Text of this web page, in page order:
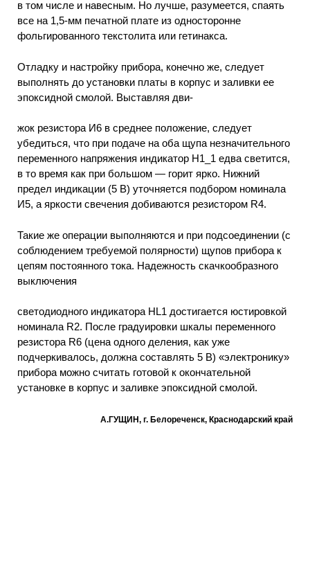
в том числе и навесным. Но лучше, разумеется, спаять
все на 1,5-мм печатной плате из односторонне
фольгированного текстолита или гетинакса.
Отладку и настройку прибора, конечно же, следует
выполнять до установки платы в корпус и заливки ее
эпоксидной смолой. Выставляя дви-
жок резистора И6 в среднее положение, следует
убедиться, что при подаче на оба щупа незначительного
переменного напряжения индикатор Н1_1 едва светится,
в то время как при большом — горит ярко. Нижний
предел индикации (5 В) уточняется подбором номинала
И5, а яркости свечения добиваются резистором R4.
Такие же операции выполняются и при подсоединении (с
соблюдением требуемой полярности) щупов прибора к
цепям постоянного тока. Надежность скачкообразного
выключения
светодиодного индикатора HL1 достигается юстировкой
номинала R2. После градуировки шкалы переменного
резистора R6 (цена одного деления, как уже
подчеркивалось, должна составлять 5 В) «электронику»
прибора можно считать готовой к окончательной
установке в корпус и заливке эпоксидной смолой.
А.ГУЩИН, г. Белореченск, Краснодарский край